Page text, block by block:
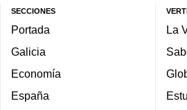
SECCIONES
Portada
Galicia
Economía
España
La